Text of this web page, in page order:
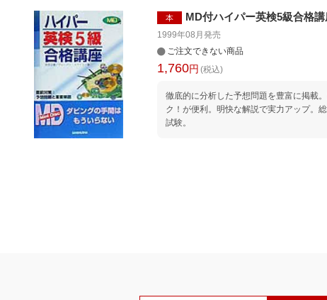
本 MD付ハイパー英検5級合格講
1999年08月発売
ご注文できない商品
1,760円 (税込)
徹底的に分析した予想問題を豊富に掲載
ク！が便利。明快な解説で実力アップ。
試験。